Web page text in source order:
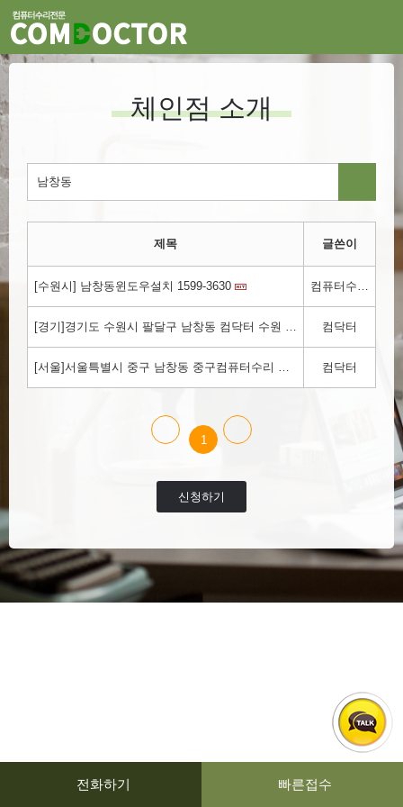
체인점 소개
제목 글쓴이
[수원시] 남창동윈도우설치 1599-3630 컴퓨터수리.kr
[경기]경기도 수원시 팔달구 남창동 컴닥터 수원 컴퓨터수리 !!! 1800-3354 컴닥터
[서울]서울특별시 중구 남창동 중구컴퓨터수리 컴닥터!!! 1800-3354 컴닥터
1
신청하기
전화하기 빠른접수